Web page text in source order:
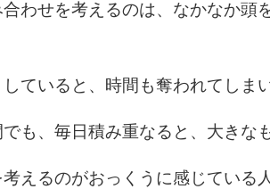
わせを考えるのは、なかなか頭
ていると、時間も奪われてしま
も、毎日積み重なると、大きな
えるのがおっくうに感じている